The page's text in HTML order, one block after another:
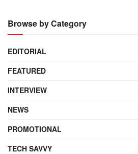
Browse by Category
EDITORIAL
FEATURED
INTERVIEW
NEWS
PROMOTIONAL
TECH SAVVY